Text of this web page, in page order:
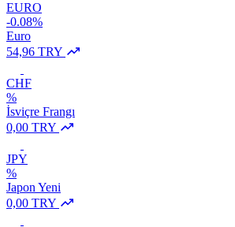
EURO
-0.08%
Euro
54,96 TRY
CHF
%
İsviçre Frangı
0,00 TRY
JPY
%
Japon Yeni
0,00 TRY